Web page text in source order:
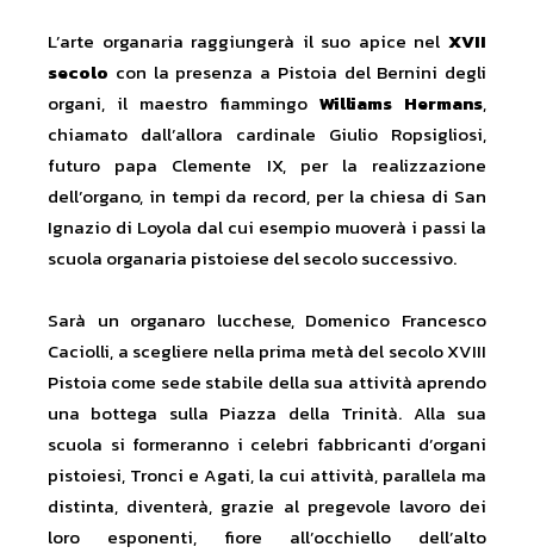
L’arte organaria raggiungerà il suo apice nel XVII
secolo con la presenza a Pistoia del Bernini degli
organi, il maestro fiammingo Williams Hermans,
chiamato dall’allora cardinale Giulio Ropsigliosi,
futuro papa Clemente IX, per la realizzazione
dell’organo, in tempi da record, per la chiesa di San
Ignazio di Loyola dal cui esempio muoverà i passi la
scuola organaria pistoiese del secolo successivo.
Sarà un organaro lucchese, Domenico Francesco
Caciolli, a scegliere nella prima metà del secolo XVIII
Pistoia come sede stabile della sua attività aprendo
una bottega sulla Piazza della Trinità. Alla sua
scuola si formeranno i celebri fabbricanti d’organi
pistoiesi, Tronci e Agati, la cui attività, parallela ma
distinta, diventerà, grazie al pregevole lavoro dei
loro esponenti, fiore all’occhiello dell’alto